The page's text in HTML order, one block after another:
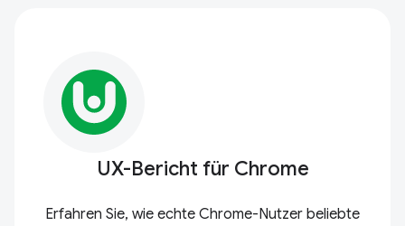
UX-Bericht für Chrome
Erfahren Sie, wie echte Chrome-Nutzer beliebte